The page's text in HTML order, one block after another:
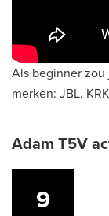
Als beginner
merken: JBL,
Adam T5V
9